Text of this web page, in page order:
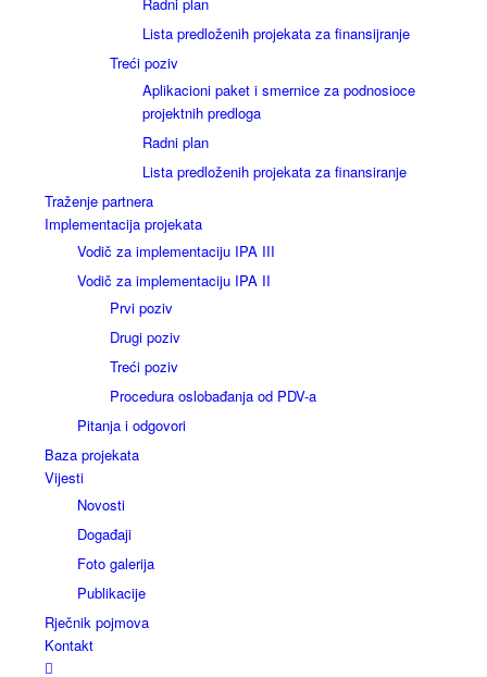
Lista predloženih projekata za finansijranje
Treći poziv
Aplikacioni paket i smernice za podnosioce
projektnih predloga
Radni plan
Lista predloženih projekata za finansiranje
Traženje partnera
Implementacija projekata
Vodič za implementaciju IPA III
Vodič za implementaciju IPA II
Prvi poziv
Drugi poziv
Treći poziv
Procedura oslobađanja od PDV-a
Pitanja i odgovori
Baza projekata
Vijesti
Novosti
Događaji
Foto galerija
Publikacije
Rječnik pojmova
Kontakt